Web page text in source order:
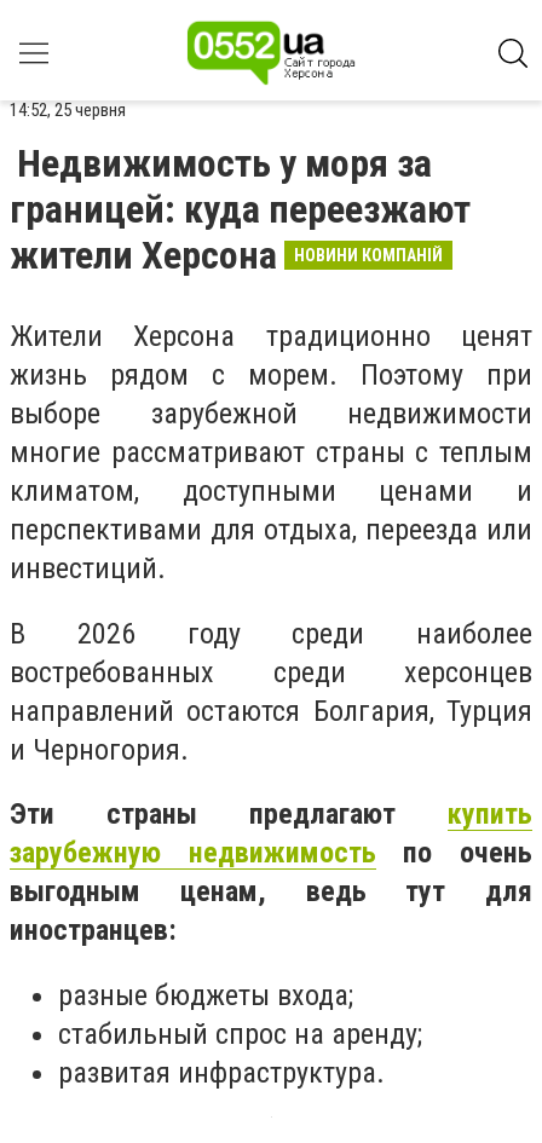
14:52, 25 червня
Недвижимость у моря за
границей: куда переезжают
жители Херсона
НОВИНИ КОМПАНІЙ
Жители Херсона традиционно ценят
жизнь рядом с морем. Поэтому при
выборе зарубежной недвижимости
многие рассматривают страны с теплым
климатом, доступными ценами и
перспективами для отдыха, переезда или
инвестиций.
В 2026 году среди наиболее
востребованных среди херсонцев
направлений остаются Болгария, Турция
и Черногория.
Эти страны предлагают купить
зарубежную недвижимость по очень
выгодным ценам, ведь тут для
иностранцев:
разные бюджеты входа;
стабильный спрос на аренду;
развитая инфраструктура.